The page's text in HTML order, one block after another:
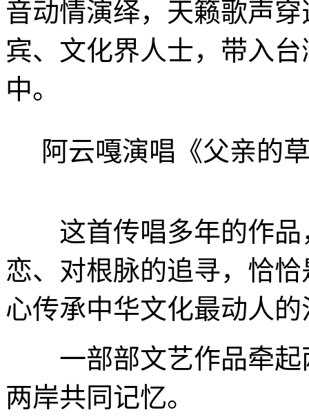
音动情演绎，天籁歌声
宾、文化界人士，带入
中。
阿云嘎演唱《父亲的
这首传唱多年的作品
恋、对根脉的追寻，恰
心传承中华文化最动人的
一部部文艺作品牵起
两岸共同记忆。